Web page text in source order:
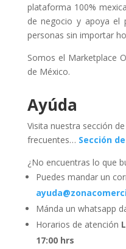
plataforma 100%
de negocio y apoya el
personas sin importar
Somos el Marketplace
de México.
Ayúda
Visita nuestra sección
frecuentes… Sección
¿No encuentras lo que
Puedes mandar un
Mánda un whatsapp
Horarios de atención
17:00 hrs